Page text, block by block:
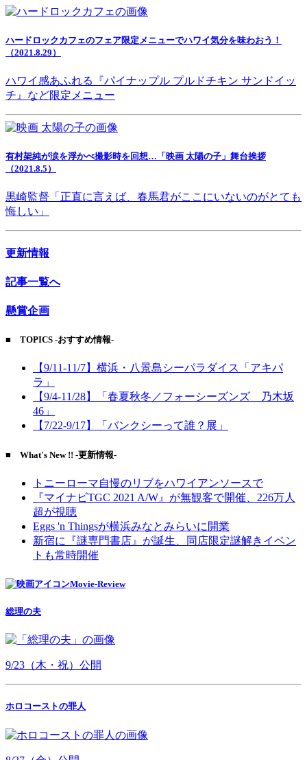
ハードロックカフェのフェア限定メニューでハワイ気分を味わおう！
（2021.8.29）
ハワイ感あふれる『パイナップル プルドチキン サンドイッ
チ』など限定メニュー
有村架純が涙を浮かべ撮影時を回想…「映画 太陽の子」舞台挨拶
（2021.8.5）
黒崎監督「正直に言えば、春馬君がここにいないのがとても
悔しい」
更新情報
記事一覧へ
懸賞企画
■ TOPICS -おすすめ情報-
【9/11-11/7】横浜・八景島シーパラダイス「アキパ
ラ」
【9/4-11/28】「春夏秋冬／フォーシーズンズ 乃木坂
46」
【7/22-9/17】「バンクシーって誰？展」
■ What's New !! -更新情報-
トニーローマ自慢のリブをハワイアンソースで
『マイナビTGC 2021 A/W』が無観客で開催、226万人
超が視聴
Eggs 'n Thingsが横浜みなとみらいに開業
新宿に『謎専門書店』が誕生、同店限定謎解きイベン
トも常時開催
Movie-Review
総理の夫
9/23（木・祝）公開
ホロコーストの罪人